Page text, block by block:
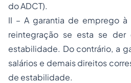
do ADCT).
II – A garantia de emprego à
reintegração se esta se
estabilidade. Do contrário, a
salários e demais direitos
de estabilidade.